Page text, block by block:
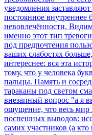
уведомления
постоянное внутреннее
невовлечённости.
именно этот тип
под предпочтения
ваших слабостях
интереснее: вся эта
тому, что у человека
пальцы. Память и
тараканы под светом
внезапный вопрос "а я
ощущение, что весь мир
поспешных выводов:
самих участников (а кто